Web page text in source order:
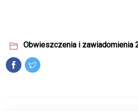
Obwieszczenia i zawiadomienia